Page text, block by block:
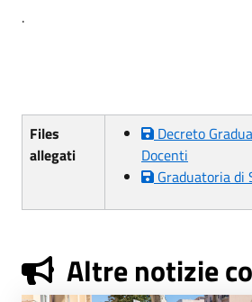
.
Files
allegati
Decreto
Docenti
Graduatoria di
Altre notizie